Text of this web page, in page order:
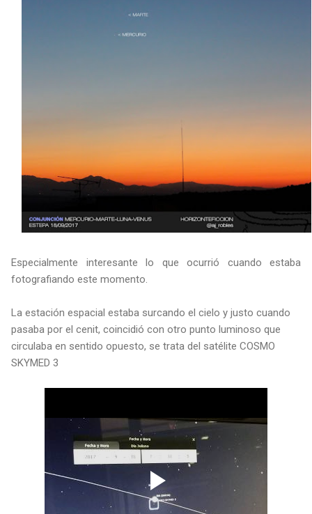
Especialmente interesante lo que ocurrió cuando estaba
fotografiando este momento.
La estación espacial estaba surcando el cielo y justo cuando
pasaba por el cenit, coincidió con otro punto luminoso que
circulaba en sentido opuesto, se trata del satélite COSMO
SKYMED 3